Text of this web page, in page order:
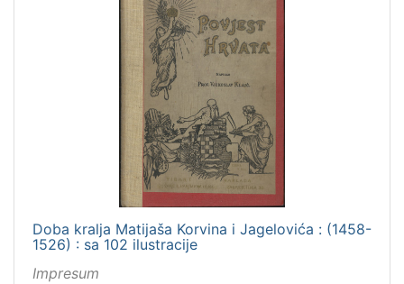
Doba kralja Matijaša Korvina i Jagelovića : (1458-
1526) : sa 102 ilustracije
Impresum